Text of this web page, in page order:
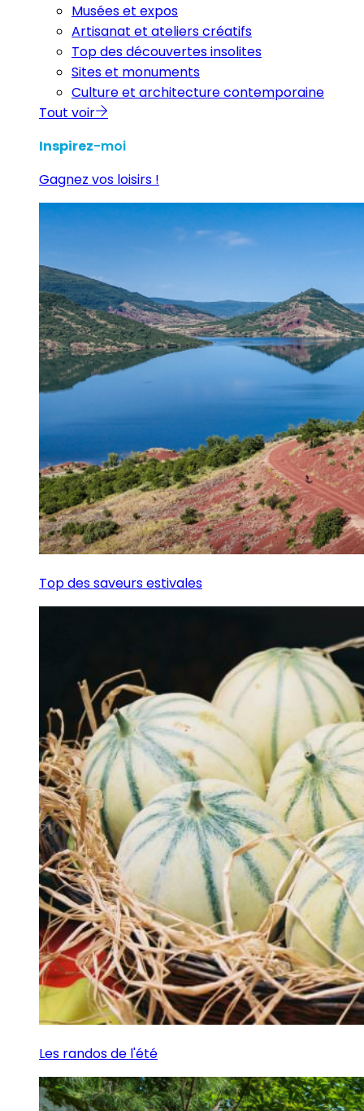
Musées et expos
Artisanat et ateliers créatifs
Top des découvertes insolites
Sites et monuments
Culture et architecture contemporaine
Tout voir
Inspirez-moi
Gagnez vos loisirs !
Top des saveurs estivales
Les randos de l'été